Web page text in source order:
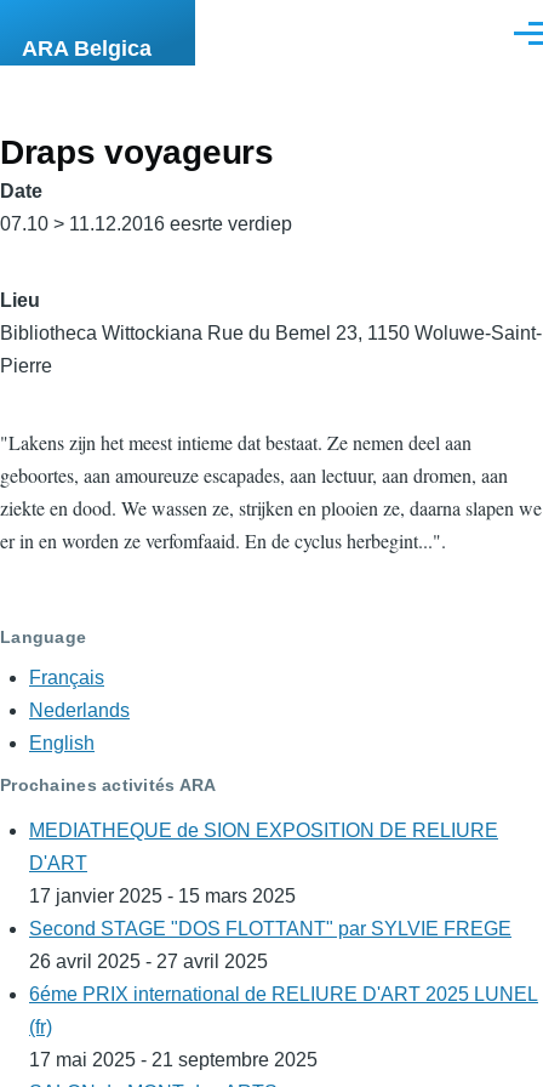
ARA Belgica
Draps voyageurs
Date
07.10 > 11.12.2016 eesrte verdiep
Lieu
Bibliotheca Wittockiana Rue du Bemel 23, 1150 Woluwe-Saint-
Pierre
"Lakens zijn het meest intieme dat bestaat. Ze nemen deel aan
geboortes, aan amoureuze escapades, aan lectuur, aan dromen, aan
ziekte en dood. We wassen ze, strijken en plooien ze, daarna slapen we
er in en worden ze verfomfaaid. En de cyclus herbegint...".
Language
Français
Nederlands
English
Prochaines activités ARA
MEDIATHEQUE de SION EXPOSITION DE RELIURE
D'ART
17 janvier 2025 - 15 mars 2025
Second STAGE "DOS FLOTTANT" par SYLVIE FREGE
26 avril 2025 - 27 avril 2025
6éme PRIX international de RELIURE D'ART 2025 LUNEL
(fr)
17 mai 2025 - 21 septembre 2025